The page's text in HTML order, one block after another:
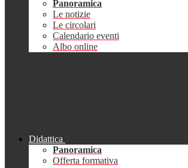
Panoramica
Le notizie
Le circolari
Calendario eventi
Albo online
Didattica
Panoramica
Offerta formativa